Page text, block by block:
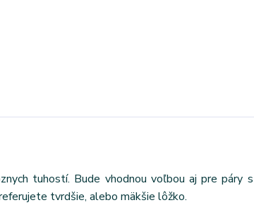
tuhostí. Bude vhodnou voľbou aj pre páry s
tvrdšie, alebo mäkšie lôžko.